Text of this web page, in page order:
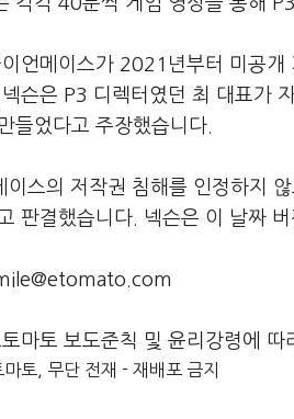
언메이스가 2021년부터 미공
슨은 P3 디렉터였던 최 대표가
들었다고 주장했습니다.
이스의 저작권 침해를 인정하지
판결했습니다. 넥슨은 이 날짜
마토 보도준칙 및 윤리강령에
토, 무단 전재 - 재배포 금지